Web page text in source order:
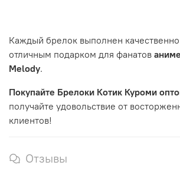
Каждый брелок выполнен качественно
отличным подарком для фанатов
Melody.
Покупайте Брелоки Котик Куроми
получайте удовольствие от
клиентов!
Отзывы